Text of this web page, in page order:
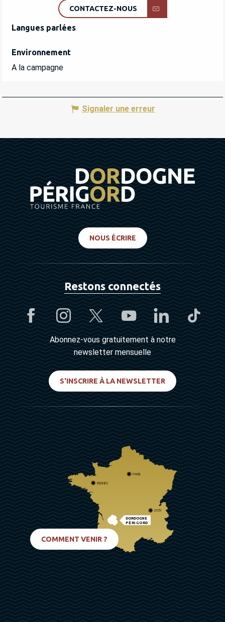
CONTACTEZ-NOUS
Langues parlées
Langues parlées
Environnement
Environnement
A la campagne
Signaler une erreur
NOUS ÉCRIRE
Restons connectés
Abonnez-vous gratuitement à notre
newsletter mensuelle
S'INSCRIRE À LA NEWSLETTER
DORDOGNE
PÉRIGORD
PARIS
RENNES
LYON
COMMENT VENIR ?